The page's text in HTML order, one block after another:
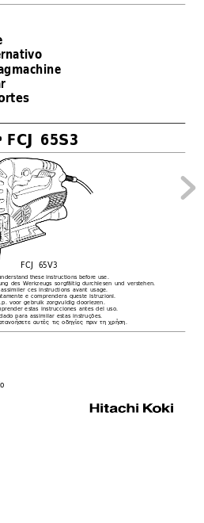
• FCJ 65S3
FCJ 65V3
these instructions before use.
des Werkzeugs sorgfältig durchlesen und verstehen.
ces instructions avant usage.
e comprendera queste istruzioni.
voor gebruik zorgvuldig doorlezen.
estas instrucciones antes del uso.
para assimilar estas instruções.
αυτές τις οδηγίες πριν τη χρήση.